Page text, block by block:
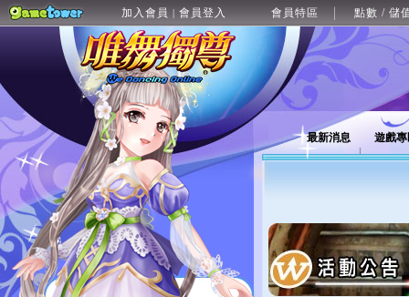
加入會員 | 會員登入 會員特區 點數 / 儲
最新消息 遊戲